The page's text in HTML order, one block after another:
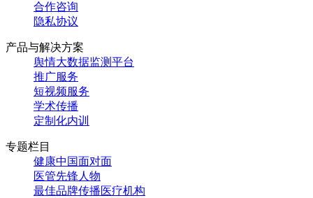
合作咨询
隐私协议
产品与解决方案
舆情大数据监测平台
推广服务
短视频服务
学术传播
定制化内训
专题栏目
健康中国面对面
医管先锋人物
最佳品牌传播医疗机构